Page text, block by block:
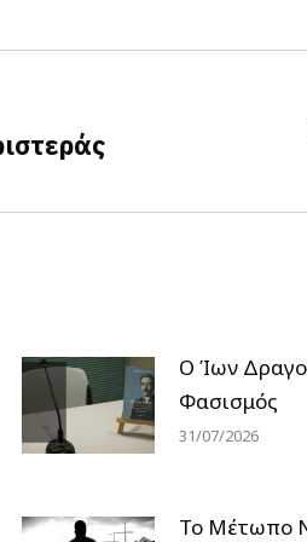
Facebook
X
Ο Ίων
Φασισμός
31/07/2026
Το Μέτωπο